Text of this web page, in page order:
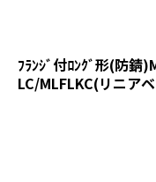
ﾌﾗﾝｼﾞ付ﾛﾝｸﾞ形(防錆
LC/MLFLKC(リニア